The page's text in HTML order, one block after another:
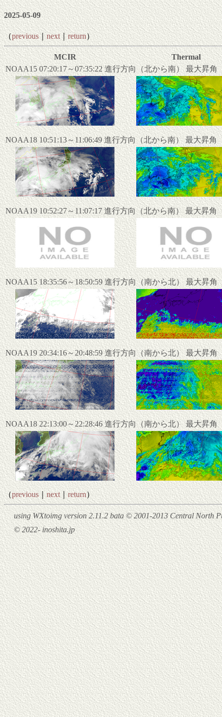
2025-05-09
（previous｜next｜ return）
MCIR
Thermal
NOAA15 07:20:17～07:35:22 進行方向（北から南） 最大昇角
NOAA18 10:51:13～11:06:49 進行方向（北から南） 最大昇角
NOAA19 10:52:27～11:07:17 進行方向（北から南） 最大昇角
NOAA15 18:35:56～18:50:59 進行方向（南から北） 最大昇角
NOAA19 20:34:16～20:48:59 進行方向（南から北） 最大昇角
NOAA18 22:13:00～22:28:46 進行方向（南から北） 最大昇角
（previous｜next｜return）
using WXtoimg version 2.11.2 bata © 2001-2013 Central North
© 2022- inoshita.jp